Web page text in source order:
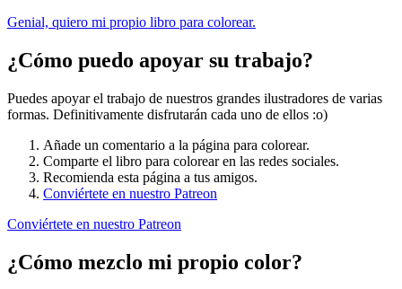
Genial, quiero mi propio libro para colorear.
¿Cómo puedo apoyar su trabajo?
Puedes apoyar el trabajo de nuestros grandes ilustradores de varias
formas. Definitivamente disfrutarán cada uno de ellos :o)
Añade un comentario a la página para colorear.
Comparte el libro para colorear en las redes sociales.
Recomienda esta página a tus amigos.
Conviértete en nuestro Patreon
Conviértete en nuestro Patreon
¿Cómo mezclo mi propio color?